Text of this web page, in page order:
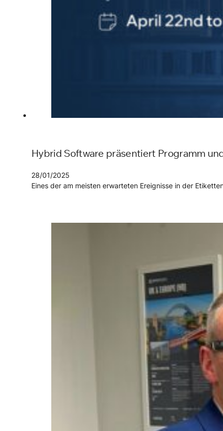
Hybrid Software präsentiert Programm
28/01/2025
Eines der am meisten erwarteten Ereignisse in der